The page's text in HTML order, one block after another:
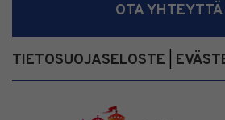
OTA YHTEYTTÄ
TIETOSUOJASELOSTE